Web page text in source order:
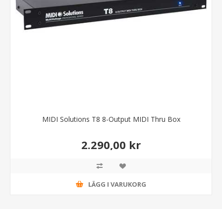
MIDI Solutions T8 8-Output MIDI Thru Box
2.290,00 kr
LÄGG I VARUKORG